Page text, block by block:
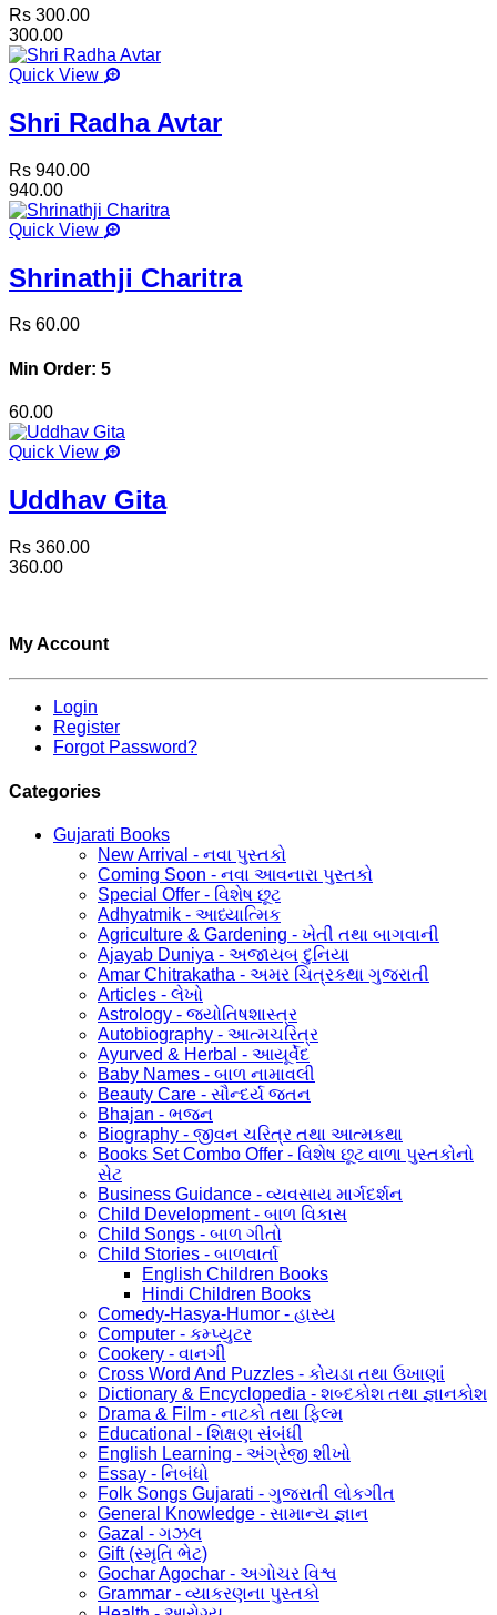
Rs 300.00
300.00
Quick View
Shri Radha Avtar
Rs 940.00
940.00
Quick View
Shrinathji Charitra
Rs 60.00
Min Order: 5
60.00
Quick View
Uddhav Gita
Rs 360.00
360.00
My Account
Login
Register
Forgot Password?
Categories
Gujarati Books
New Arrival - નવા પુસ્તકો
Coming Soon - નવા આવનારા પુસ્તકો
Special Offer - વિશેષ છૂટ
Adhyatmik - આધ્યાત્મિક
Agriculture & Gardening - ખેતી તથા બાગવાની
Ajayab Duniya - અજાયબ દુનિયા
Amar Chitrakatha - અમર ચિત્રકથા ગુજરાતી
Articles - લેખો
Astrology - જ્યોતિષશાસ્ત્ર
Autobiography - આત્મચરિત્ર
Ayurved & Herbal - આયૂર્વેદ
Baby Names - બાળ નામાવલી
Beauty Care - સૌન્દર્ય જતન
Bhajan - ભજન
Biography - જીવન ચરિત્ર તથા આત્મકથા
Books Set Combo Offer - વિશેષ છૂટ વાળા પુસ્તકોનો
સેટ
Business Guidance - વ્યવસાય માર્ગદર્શન
Child Development - બાળ વિકાસ
Child Songs - બાળ ગીતો
Child Stories - બાળવાર્તા
English Children Books
Hindi Children Books
Comedy-Hasya-Humor - હાસ્ય
Computer - કમ્પ્યુટર
Cookery - વાનગી
Cross Word And Puzzles - કોયડા તથા ઉખાણાં
Dictionary & Encyclopedia - શબ્દકોશ તથા જ્ઞાનકોશ
Drama & Film - નાટકો તથા ફિલ્મ
Educational - શિક્ષણ સંબંધી
English Learning - અંગ્રેજી શીખો
Essay - નિબંધો
Folk Songs Gujarati - ગુજરાતી લોકગીત
General Knowledge - સામાન્ય જ્ઞાન
Gazal - ગઝલ
Gift (સ્મૃતિ ભેટ)
Gochar Agochar - અગોચર વિશ્વ
Grammar - વ્યાકરણના પુસ્તકો